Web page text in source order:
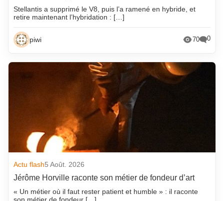
Stellantis a supprimé le V8, puis l’a ramené en hybride, et
retire maintenant l’hybridation : […]
piwi 70 0
Actu flash5 Août. 2026
Jérôme Horville raconte son métier de fondeur d’art
« Un métier où il faut rester patient et humble » : il raconte
son métier de fondeur […]